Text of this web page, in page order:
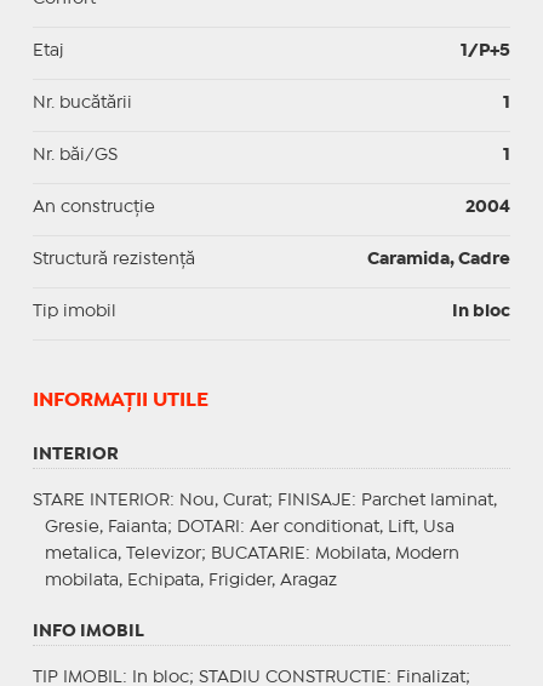
Etaj 1/P+5
Nr. bucătării 1
Nr. băi/GS 1
An construcție 2004
Structură rezistență Caramida, Cadre
Tip imobil In bloc
INFORMAŢII UTILE
INTERIOR
STARE INTERIOR: Nou, Curat; FINISAJE : Parchet laminat,
Gresie, Faianta;
DOTARI : Aer conditionat, Lift, Usa
metalica, Televizor; BUCATARIE : Mobilata, Modern
mobilata, Echipata, Frigider, Aragaz
INFO IMOBIL
TIP IMOBIL : In bloc; STADIU CONSTRUCTIE : Finalizat;